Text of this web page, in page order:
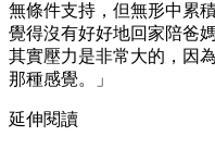
無條件支持，但無形中累
覺得沒有好好地回家陪爸
其實壓力是非常大的，因
那種感覺。」
延伸閱讀